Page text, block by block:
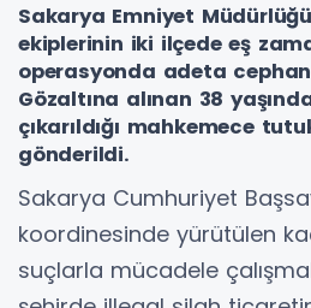
Sakarya Emniyet
ekiplerinin iki ilçede eş
operasyonda adeta
Gözaltına alınan 38
çıkarıldığı mahkemece
gönderildi.
Sakarya Cumhuriyet
koordinesinde yürütülen
suçlarla mücadele